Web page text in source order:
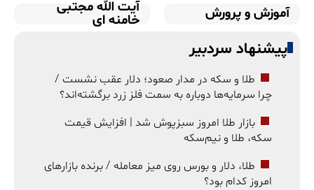
آموزش و پرورش آیت الله مجتبی
خامنه ای
پیشنهاد سردبیر
طلا و سکه در مدار صعود؛ دلار عقب نشست /
چرا سرمایه‌ها دوباره به سمت فلز زرد برگشته‌اند؟
بازار طلا امروز سبزپوش شد | افزایش قیمت
سکه، طلا و نیم‌سکه
طلا، دلار و بورس روی میز معامله / برنده بازارهای
امروز کدام بود؟